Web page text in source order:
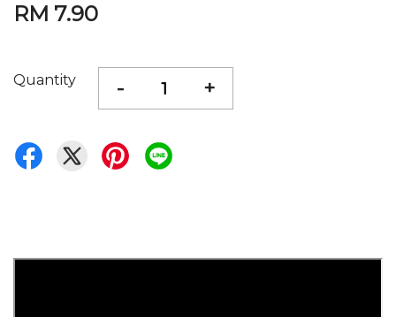
RM 7.90
Quantity - +